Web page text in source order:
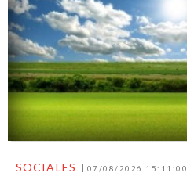
SOCIALES 07/08/2026 15:11:00